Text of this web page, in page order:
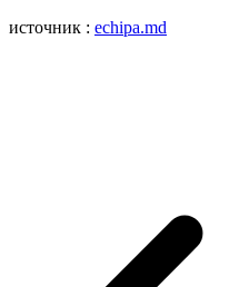
источник : echipa.md